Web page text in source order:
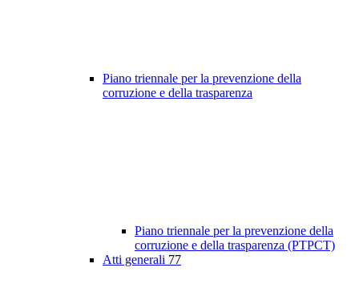
Piano triennale per la prevenzione della
corruzione e della trasparenza
Piano triennale per la prevenzione della
corruzione e della trasparenza (PTPCT)
Atti generali 77